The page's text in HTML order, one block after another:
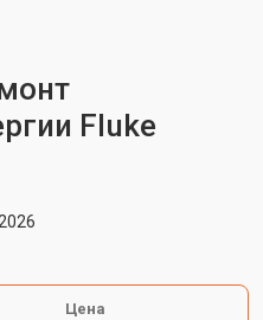
Fluke
Цена